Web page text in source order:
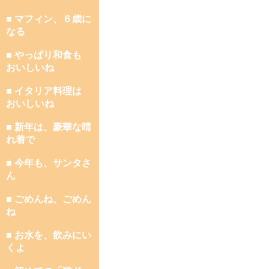
■ マフィン、６歳に
なる
■ やっぱり和食も
おいしいね
■ イタリア料理は
おいしいね
■ 新年は、豪華な晴
れ着で
■ 今年も、サンタさ
ん
■ ごめんね、ごめん
ね
■ お水を、飲みにい
くよ